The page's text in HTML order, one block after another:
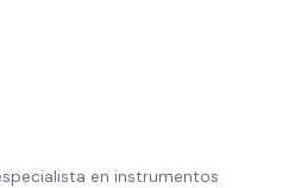
en instrumentos